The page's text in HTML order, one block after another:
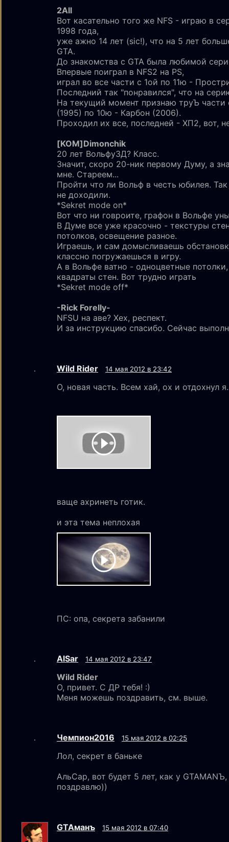
2All
Вот касательно того же NFS - играю в
1998 года,
уже ажно 14 лет (sic!), что на 5 лет
GTA.
До знакомства с GTA была любимой
Впервые поиграл в NFS2 на PS,
играл во все части с 1ой по 11ю -
Последний так "понравился", что на
На текущий момент признаю труЪ части
(1995) по 10ю - Карбон (2006).
Проходил их все, последней - ХП2, вот,
[KOM]Dimonchik
20 лет Вольфу3Д? Класс.
Значит, скоро 20-ник первому Думу, а
мне. Стареем...
Пройти что ли Вольф в честь юбилея.
не доходили.
*Sekret mode on*
Вот что ни говроите, графон в Вольфе
В Думе все уже красочно - текстуры
потолков, освещение разное.
Играешь, и сам домысливаешь
классно погружаешься в игру.
А в Вольфе ватно - одноцветные потолки,
квадраты стен. Вот трудно играть
*Sekret mode off*
-Rick Forelly-
NFSU на аве? Хех, респект.
И за инструкцию спасибо. Сейчас
Wild Rider 14 мая 2012 в 23:42
О, новая часть. Всем хай, ох и отдохнул я.
ваще ахринеть готик.
и эта тема неплохая
ПС: опа, секрета забанили
AlSar 14 мая 2012 в 23:47
Wild Rider
О, привет. С ДР тебя! :)
Меня можешь поздравить, см. выше.
Чемпион2016 15 мая 2012 в 02:25
Лол, секрет в баньке
АльСар, вот будет 5 лет, как у GTAMANЪ,
поздравлю))
GTAмaнъ 15 мая 2012 в 07:40